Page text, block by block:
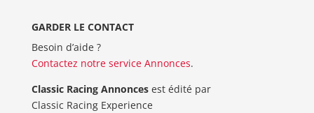
GARDER LE CONTACT
Besoin d’aide ?
Contactez notre service Annonces.
Classic Racing Annoncesest édité par
Classic Racing Experience